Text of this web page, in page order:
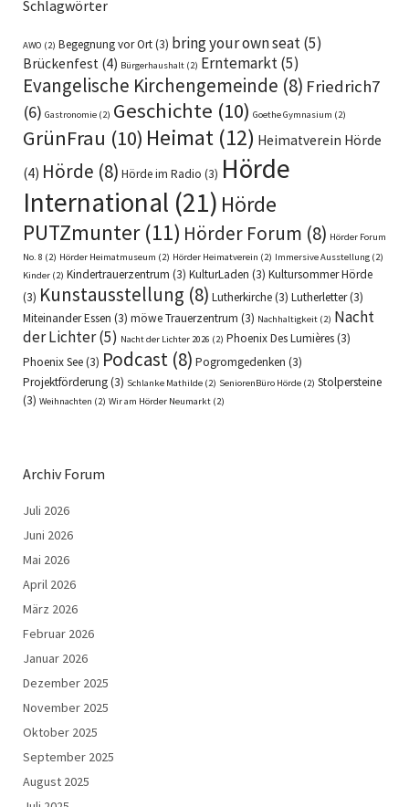
Schlagwörter
AWO (2) Begegnung vor Ort(3) bring your own seat(5)
Brückenfest (4) Bürgerhaushalt (2) Erntemarkt(5)
Evangelische Kirchengemeinde (8) Friedrich7
(6) Gastronomie (2) Geschichte (10) Goethe Gymnasium (2)
GrünFrau (10) Heimat (12) Heimatverein Hörde
(4) Hörde (8) Hörde im Radio (3) Hörde
International (21) Hörde
PUTZmunter(11) Hörder Forum (8) Hörder Forum
No. 8 (2) Hörder Heimatmuseum (2) Hörder Heimatverein (2) Immersive Ausstellung (2)
Kinder (2) Kindertrauerzentrum (3) KulturLaden (3) Kultursommer Hörde
(3) Kunstausstellung (8) Lutherkirche(3) Lutherletter(3)
Miteinander Essen (3) möwe Trauerzentrum (3) Nachhaltigkeit (2) Nacht
der Lichter(5) Nacht der Lichter 2026 (2) Phoenix Des Lumières(3)
Phoenix See(3) Podcast (8) Pogromgedenken (3)
Projektförderung(3) Schlanke Mathilde (2) SeniorenBüro Hörde (2) Stolpersteine
(3) Weihnachten (2) Wir am Hörder Neumarkt (2)
Archiv Forum
Juli 2026
Juni 2026
Mai 2026
April 2026
März 2026
Februar 2026
Januar 2026
Dezember 2025
November 2025
Oktober 2025
September 2025
August 2025